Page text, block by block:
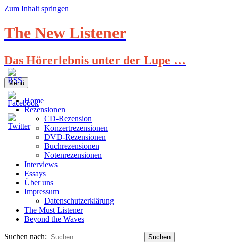
Zum Inhalt springen
The New Listener
Das Hörerlebnis unter der Lupe …
Menü
Home
Rezensionen
CD-Rezension
Konzertrezensionen
DVD-Rezensionen
Buchrezensionen
Notenrezensionen
Interviews
Essays
Über uns
Impressum
Datenschutzerklärung
The Must Listener
Beyond the Waves
Suchen nach: